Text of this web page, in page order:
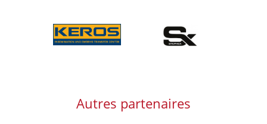
Afbeelding
Afbeelding
Autres partenaires